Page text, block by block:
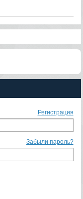
Регистрация
Забыли пароль?